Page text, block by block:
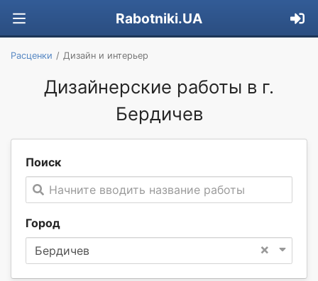
Rabotniki.UA
Расценки Дизайн и интерьер
Дизайнерские работы в г.
Бердичев
Поиск
Начните вводить название работы
Город
×
Бердичев